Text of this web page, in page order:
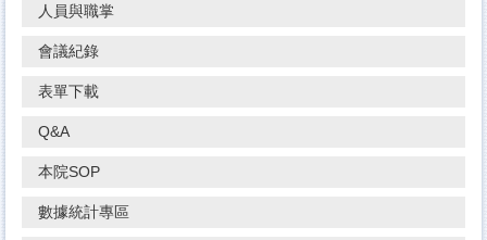
人員與職掌
會議紀錄
表單下載
Q&A
本院SOP
數據統計專區